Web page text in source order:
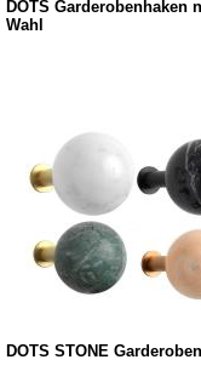
DOTS Garderobenhaken
Wahl
DOTS STONE